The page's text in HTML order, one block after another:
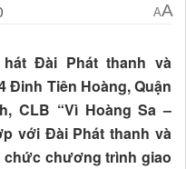
AA
hát Đài Phát thanh và
Đinh Tiên Hoàng, Quận
CLB “Vì Hoàng Sa –
với Đài Phát thanh và
chức chương trình giao